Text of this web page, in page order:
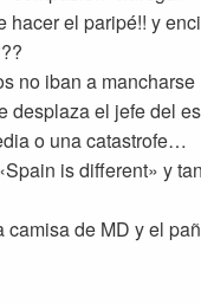
hacer el paripé!! y
no iban a mancharse
desplaza el jefe del
o una catastrofe…
is different» y
camisa de MD y el